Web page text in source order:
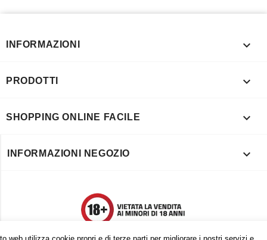
INFORMAZIONI 
PRODOTTI 
SHOPPING ONLINE FACILE 
INFORMAZIONI NEGOZIO 